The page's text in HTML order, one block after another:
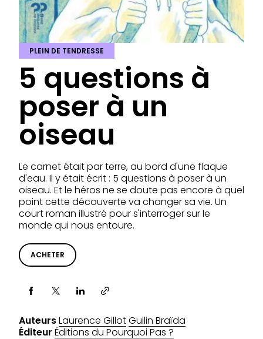
PLEIN DE TENDRESSE
5 questions à
poser à un
oiseau
Le carnet était par terre, au bord d'une flaque
d'eau. Il y était écrit : 5 questions à poser à un
oiseau. Et le héros ne se doute pas encore à quel
point cette découverte va changer sa vie. Un
court roman illustré pour s'interroger sur le
monde qui nous entoure.
ACHETER
Partager via
AuteursLaurence GillotGuilin Braïda
Éditeur Éditions du Pourquoi Pas ?